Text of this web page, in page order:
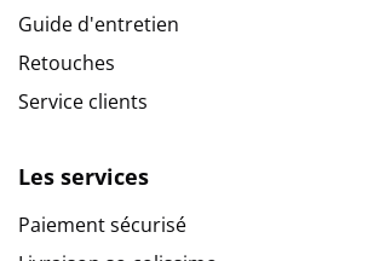
Guide d'entretien
Retouches
Service clients
Les services
Paiement sécurisé